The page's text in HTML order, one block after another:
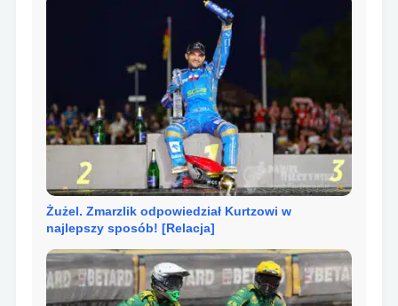
Żużel. Zmarzlik odpowiedział Kurtzowi w
najlepszy sposób! [Relacja]